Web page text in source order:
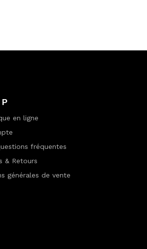
en ligne
fréquentes
& Retours
générales de vente